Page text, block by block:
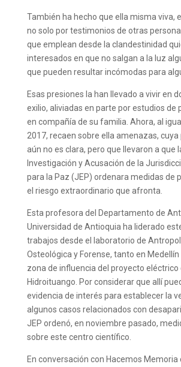
También ha hecho que ella misma viva,
no solo por testimonios de otras
que emplean desde la clandestinidad
interesados en que no salgan a la luz
que pueden resultar incómodas para
Esas presiones la han llevado a vivir en
exilio, aliviadas en parte por estudios de
en compañía de su familia. Ahora, al
2017, recaen sobre ella amenazas,
aún no es clara, pero que llevaron a que
Investigación y Acusación de la
para la Paz (JEP) ordenara medidas de
el riesgo extraordinario que afronta.
Esta profesora del Departamento de
Universidad de Antioquia ha liderado
trabajos desde el laboratorio de
Osteológica y Forense, tanto en
zona de influencia del proyecto eléctrico
Hidroituango. Por considerar que allí
evidencia de interés para establecer la
algunos casos relacionados con
JEP ordenó, en noviembre pasado,
sobre este centro científico.
En conversación con Hacemos Memoria